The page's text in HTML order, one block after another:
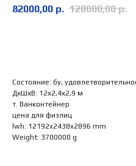
82000,00 р. 120000,00 р.
Состояние: бу,
ДхШхВ: 12х2,4х2,9 м
т. Ванконтейнер
цена для физлиц
lwh: 12192x2438x2896 mm
Weight: 3700000 g